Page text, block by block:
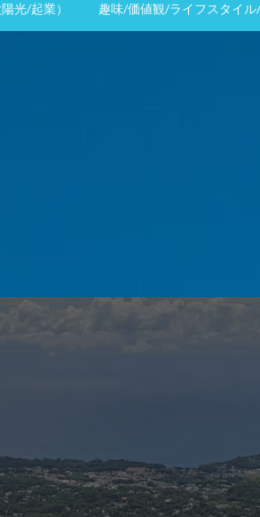
光/起業） 趣味/価値観/ライフスタイル